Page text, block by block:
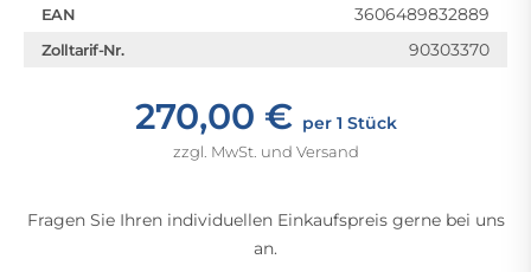
EAN 3606489832889
Zolltarif-Nr. 90303370
270,00 € per 1 Stück
zzgl. MwSt. und Versand
Fragen Sie Ihren individuellen Einkaufspreis gerne bei uns
an.